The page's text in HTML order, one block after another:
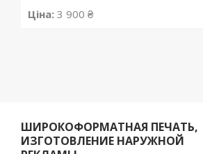
Ціна: 3 900 ₴
ШИРОКОФОРМАТНАЯ ПЕЧАТЬ,
ИЗГОТОВЛЕНИЕ НАРУЖНОЙ